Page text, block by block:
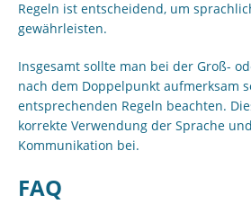
Regeln ist entscheidend, um
gewährleisten.
Insgesamt sollte man bei der Groß-
nach dem Doppelpunkt aufmerksam
entsprechenden Regeln beachten.
korrekte Verwendung der Sprache
Kommunikation bei.
FAQ